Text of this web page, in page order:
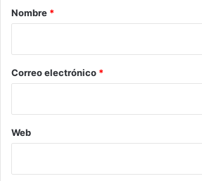
r
*
Nombre *
Correo electrónico *
Web